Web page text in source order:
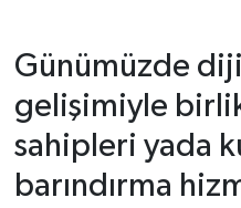
Günümüzde
gelişimiyle
sahipleri yada
barındırma
Ekonomi
Genel